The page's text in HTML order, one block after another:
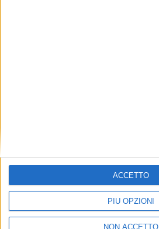
PIÙ OPZIONI
NON ACCETTO
ACCETTO